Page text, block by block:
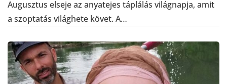
Augusztus elseje az anyatejes táplálás világnapja, amit
a szoptatás világhete követ. A…